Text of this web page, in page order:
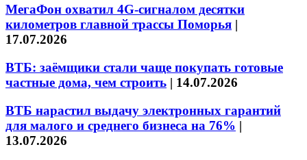
МегаФон охватил 4G-сигналом десятки
километров главной трассы Поморья |
17.07.2026
ВТБ: заёмщики стали чаще покупать готовые
частные дома, чем строить | 14.07.2026
ВТБ нарастил выдачу электронных гарантий
для малого и среднего бизнеса на 76% |
13.07.2026